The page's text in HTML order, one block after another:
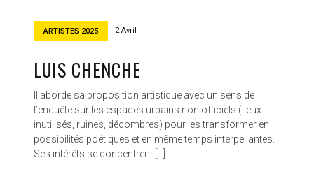
ARTISTES 2025 2 Avril
LUIS CHENCHE
Il aborde sa proposition artistique avec un sens de
l’enquête sur les espaces urbains non officiels (lieux
inutilisés, ruines, décombres) pour les transformer en
possibilités poétiques et en même temps interpellantes.
Ses intérêts se concentrent […]